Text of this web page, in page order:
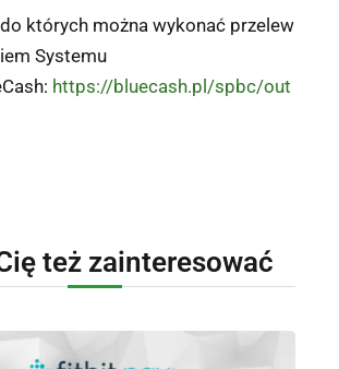
których można wykonać przelew
Systemu
https://bluecash.pl/spbc/out
też zainteresować